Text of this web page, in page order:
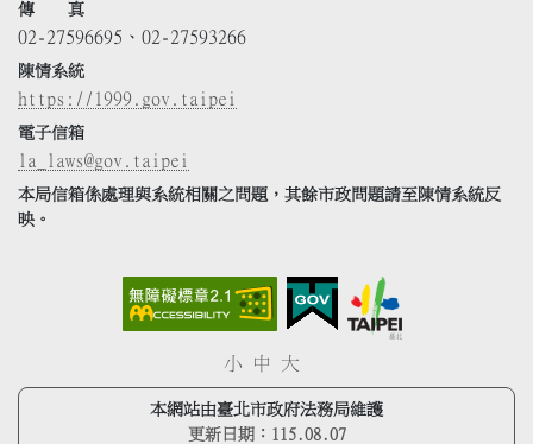
傳 真
02-27596695、02-27593266
陳情系統
https://1999.gov.taipei
電子信箱
la_laws@gov.taipei
本局信箱係處理與系統相關之問題，其餘市政問題請至陳情系統反
映。
小 中 大
本網站由臺北市政府法務局維護
更新日期： 115.08.07